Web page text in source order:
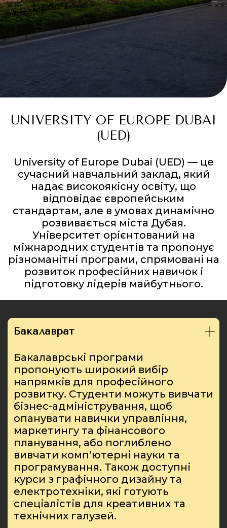
UNIVERSITY OF EUROPE DUBAI
(UED)
University of Europe Dubai (UED) — це
сучасний навчальний заклад, який
надає високоякісну освіту, що
відповідає європейським
стандартам, але в умовах динамічно
розвивається міста Дубая.
Університет орієнтований на
міжнародних студентів та пропонує
різноманітні програми, спрямовані на
розвиток професійних навичок і
підготовку лідерів майбутнього.
Бакалаврат
Бакалаврські програми
пропонують широкий вибір
напрямків для професійного
розвитку. Студенти можуть вивчати
бізнес-адміністрування, щоб
опанувати навички управління,
маркетингу та фінансового
планування, або поглиблено
вивчати комп’ютерні науки та
програмування. Також доступні
курси з графічного дизайну та
електротехніки, які готують
спеціалістів для креативних та
технічних галузей.